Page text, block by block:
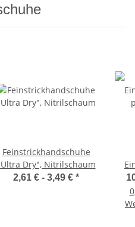
Feinstrickhandschuhe
Dry", Nitrilschaum
2,61 € - 3,49 € *